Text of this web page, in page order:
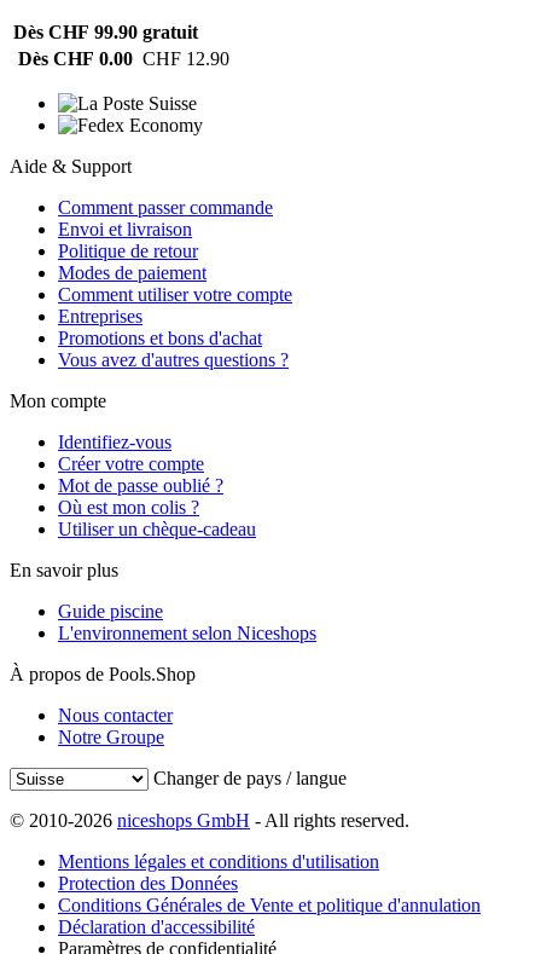
Dès CHF 99.90 gratuit
Dès CHF 0.00 CHF 12.90
Aide & Support
Comment passer commande
Envoi et livraison
Politique de retour
Modes de paiement
Comment utiliser votre compte
Entreprises
Promotions et bons d'achat
Vous avez d'autres questions ?
Mon compte
Identifiez-vous
Créer votre compte
Mot de passe oublié ?
Où est mon colis ?
Utiliser un chèque-cadeau
En savoir plus
Guide piscine
L'environnement selon Niceshops
À propos de Pools.Shop
Nous contacter
Notre Groupe
Changer de pays / langue
© 2010-2026 niceshops GmbH - All rights reserved.
Mentions légales et conditions d'utilisation
Protection des Données
Conditions Générales de Vente et politique d'annulation
Déclaration d'accessibilité
Paramètres de confidentialité